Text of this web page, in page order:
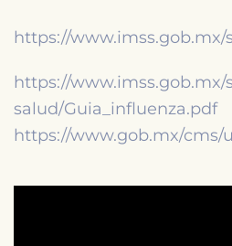
https://www.imss.gob.mx/
https://
salud/Guia_influenza.pdf
https://www.gob.mx/cms/